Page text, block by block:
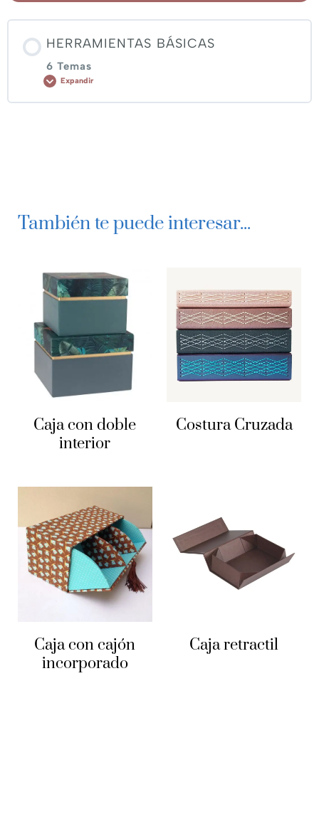
HERRAMIENTAS BÁSICAS
6 Temas
Expandir
Remachadora ~ maquina
Remachadora ~ matrices
Anilaldora ~ máquina
Anilladora ~ anillos
También te puede interesar...
Caja con doble
interior
Costura Cruzada
Caja con cajón
incorporado
Caja retractil